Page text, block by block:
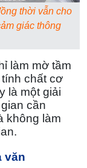
thời vẫn cho
giác thông
làm mờ tầm
chất cơ
là một giải
cần
không làm
văn